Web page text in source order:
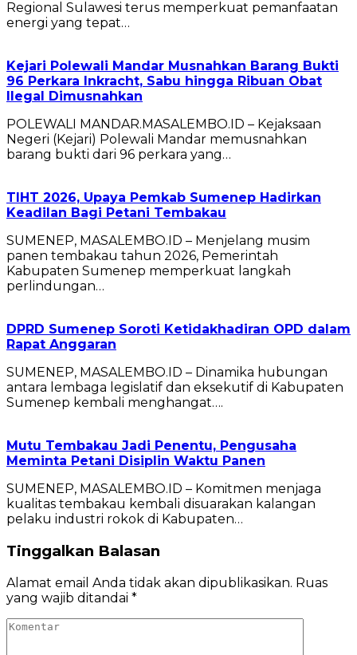
Regional Sulawesi terus memperkuat pemanfaatan
energi yang tepat…
Kejari Polewali Mandar Musnahkan Barang Bukti
96 Perkara Inkracht, Sabu hingga Ribuan Obat
Ilegal Dimusnahkan
POLEWALI MANDAR.MASALEMBO.ID – Kejaksaan
Negeri (Kejari) Polewali Mandar memusnahkan
barang bukti dari 96 perkara yang…
TIHT 2026, Upaya Pemkab Sumenep Hadirkan
Keadilan Bagi Petani Tembakau
SUMENEP, MASALEMBO.ID – Menjelang musim
panen tembakau tahun 2026, Pemerintah
Kabupaten Sumenep memperkuat langkah
perlindungan…
DPRD Sumenep Soroti Ketidakhadiran OPD dalam
Rapat Anggaran
SUMENEP, MASALEMBO.ID – Dinamika hubungan
antara lembaga legislatif dan eksekutif di Kabupaten
Sumenep kembali menghangat….
Mutu Tembakau Jadi Penentu, Pengusaha
Meminta Petani Disiplin Waktu Panen
SUMENEP, MASALEMBO.ID – Komitmen menjaga
kualitas tembakau kembali disuarakan kalangan
pelaku industri rokok di Kabupaten…
Tinggalkan Balasan
Alamat email Anda tidak akan dipublikasikan. Ruas
yang wajib ditandai *